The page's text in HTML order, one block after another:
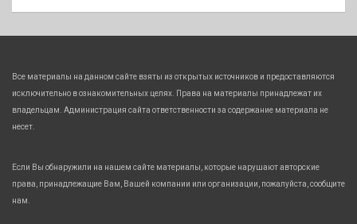
Все материалы на данном сайте взяты из открытых источников и предоставляются
исключительно в ознакомительных целях. Права на материалы принадлежат их
владельцам. Администрация сайта ответственности за содержание материала не
несет.
Если Вы обнаружили на нашем сайте материалы, которые нарушают авторские
права, принадлежащие Вам, Вашей компании или организации, пожалуйста, сообщите
нам.